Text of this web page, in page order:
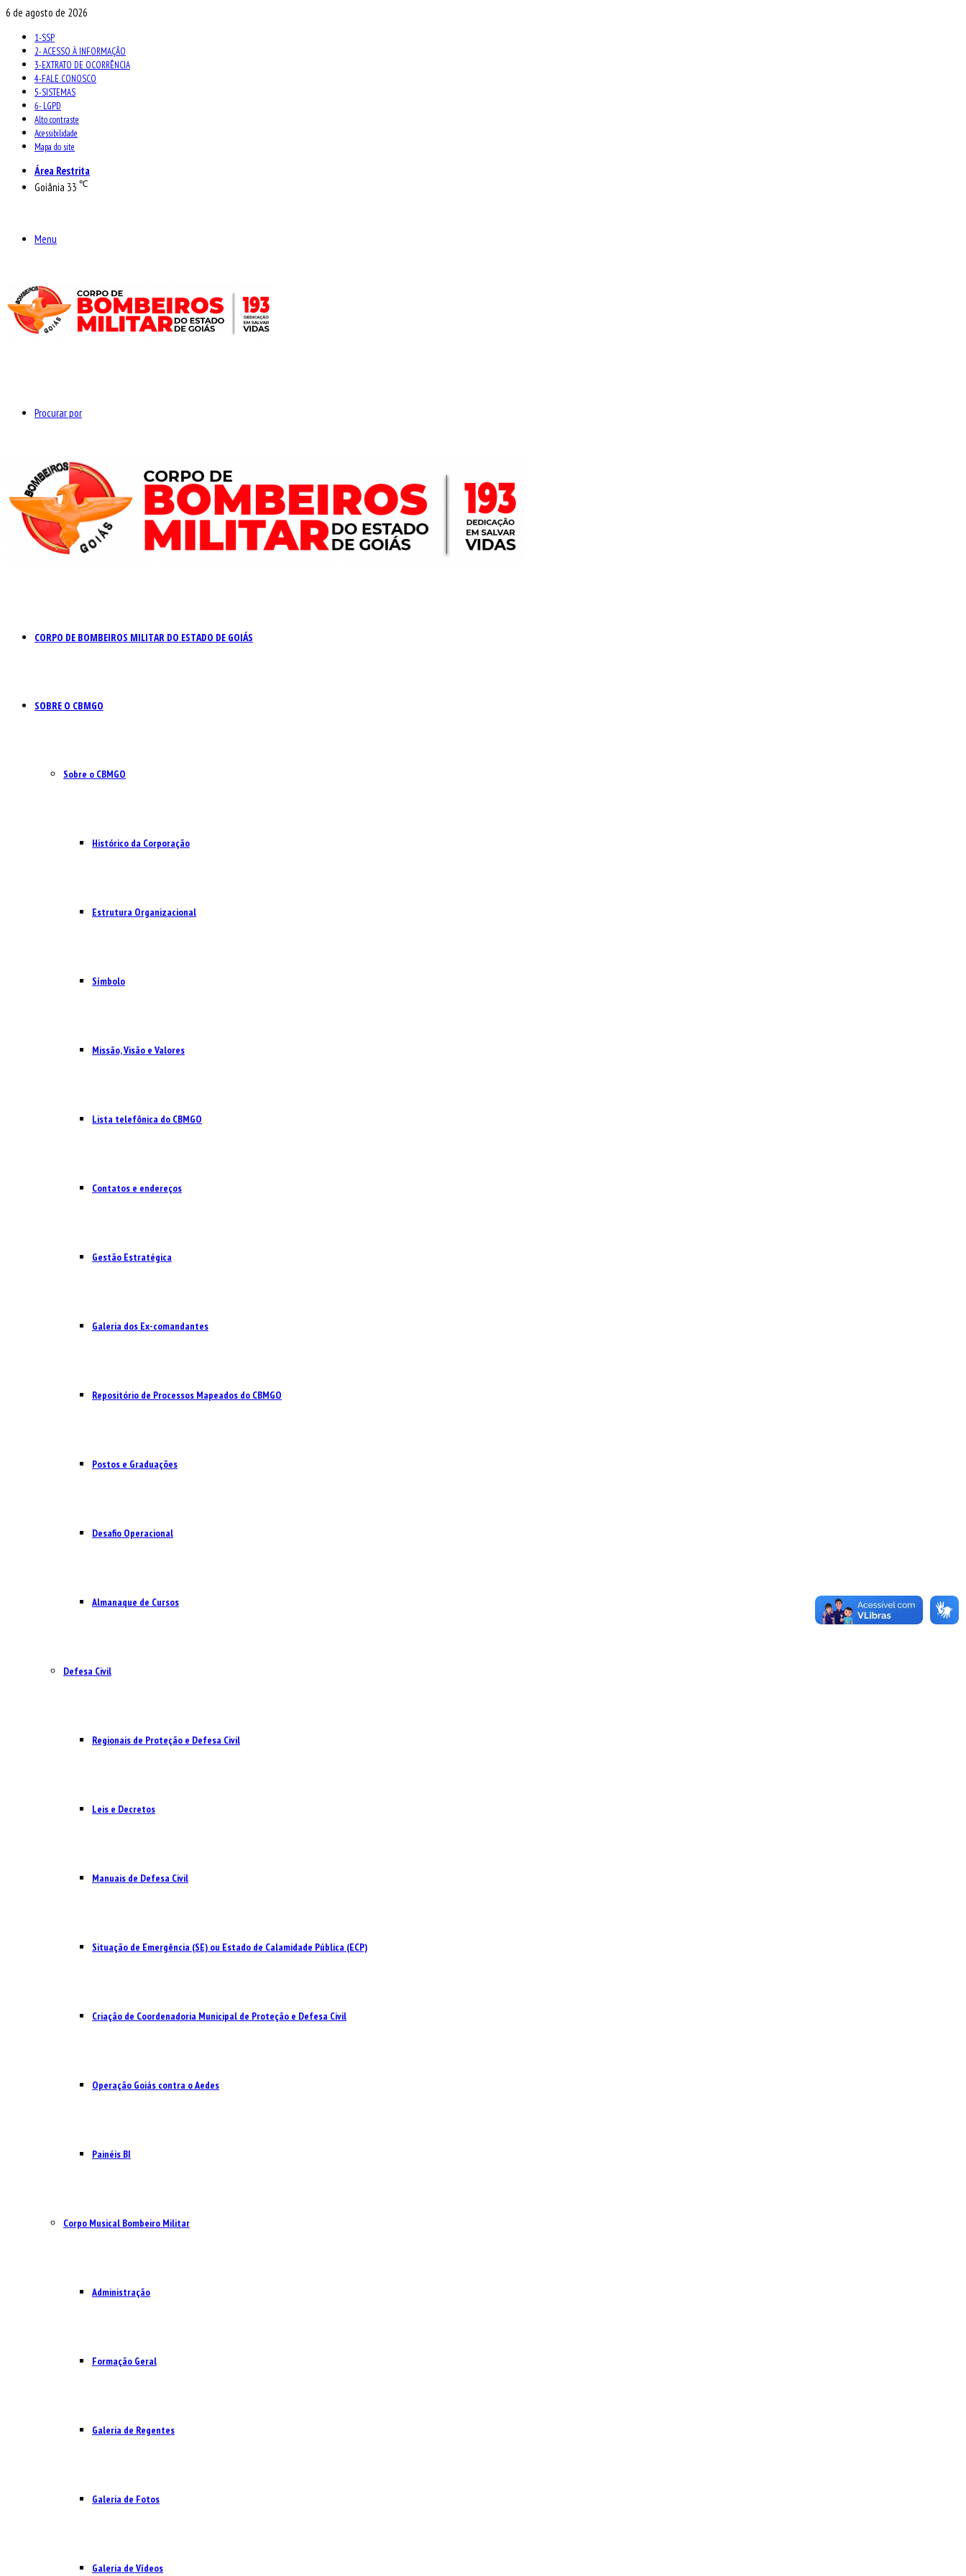
6 de agosto de 2026
1-SSP
2- ACESSO À INFORMAÇÃO
3-EXTRATO DE OCORRÊNCIA
4-FALE CONOSCO
5-SISTEMAS
6- LGPD
Alto contraste
Acessibilidade
Mapa do site
Área Restrita
Goiânia 33 ℃
Menu
Procurar por
CORPO DE BOMBEIROS MILITAR DO ESTADO DE GOIÁS
SOBRE O CBMGO
Sobre o CBMGO
Histórico da Corporação
Estrutura Organizacional
Símbolo
Missão, Visão e Valores
Lista telefônica do CBMGO
Contatos e endereços
Gestão Estratégica
Galeria dos Ex-comandantes
Repositório de Processos Mapeados do CBMGO
Postos e Graduações
Desafio Operacional
Almanaque de Cursos
Defesa Civil
Regionais de Proteção e Defesa Civil
Leis e Decretos
Manuais de Defesa Civil
Situação de Emergência (SE) ou Estado de Calamidade Pública (ECP)
Criação de Coordenadoria Municipal de Proteção e Defesa Civil
Operação Goiás contra o Aedes
Painéis BI
Corpo Musical Bombeiro Militar
Administração
Formação Geral
Galeria de Regentes
Galeria de Fotos
Galeria de Vídeos